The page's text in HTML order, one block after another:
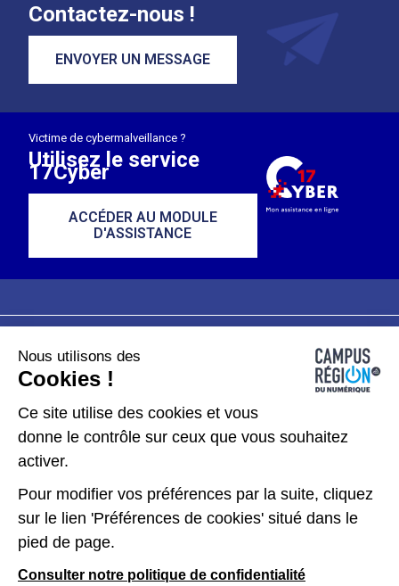
Contactez-nous !
ENVOYER UN MESSAGE
Victime de cybermalveillance ?
Utilisez le service
17Cyber
ACCÉDER AU MODULE
D'ASSISTANCE
Plan du site
Données personnelles
Kit de communication
Accessibilité : partiellement conforme
Nous utilisons des
Cookies !
Ce site utilise des cookies et vous
donne le contrôle sur ceux que vous souhaitez
activer.
Pour modifier vos préférences par la suite, cliquez
sur le lien 'Préférences de cookies' situé dans le
pied de page.
Consulter notre politique de confidentialité